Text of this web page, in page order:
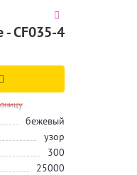
CF035-4
бежевый
узор
300
25000